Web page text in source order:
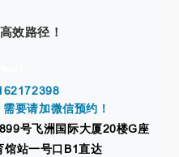
效路径！
要请加微信预约！
号飞洲国际大厦20楼G座
馆站一号口B1直达